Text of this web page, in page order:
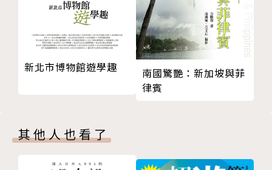
★特別收錄：省錢旅遊作家943精心設計，台灣北、
中、南各兩條兩天一夜走跳行程，讓你不用絞盡腦汁安
排，用最低的預算，享受最高的旅遊樂趣。
943
旅遊作家943（諧音「就是省」），曾任國內外多銜觀
北部兩天一夜小旅行
中部兩天一夜小旅行
版權頁
新北市博物館遊學趣
南國驚艷：新加坡與菲
律賓
其他人也看了